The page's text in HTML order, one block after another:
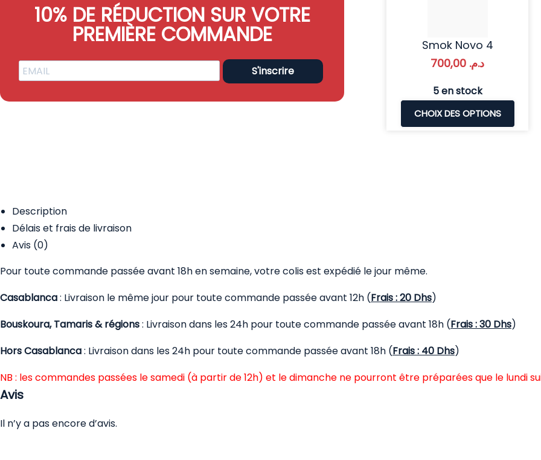
10% DE RÉDUCTION SUR VOTRE
PREMIÈRE COMMANDE
S'inscrire
Smok Novo 4
د.م.
5 en stock
CHOIX DES OPTIONS
Description
Délais et frais de livraison
Avis (0)
Pour toute commande passée avant 18h en semaine, votre colis est expédié le jour même.
Casablanca: Livraison le même jour pour toute commande passée avant 12h (Frais : 20 Dhs)
Bouskoura, Tamaris & régions: Livraison dans les 24h pour toute commande passée avant 18h (Frais : 30 Dhs)
Hors Casablanca: Livraison dans les 24h pour toute commande passée avant 18h (Frais : 40 Dhs)
NB : les commandes passées le samedi (à partir de 12h) et le dimanche ne pourront être préparées que le lundi
Avis
Il n’y a pas encore d’avis.